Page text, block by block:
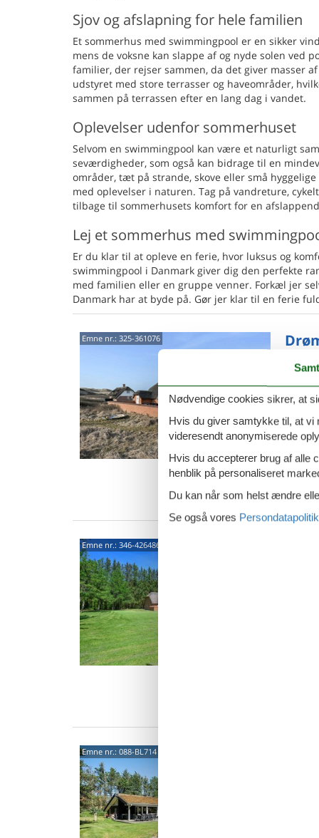
Sjov og afslapning for hele familien
Et sommerhus med swimmingpool er en sikker
mens de voksne kan slappe af og nyde solen ved
familier, der rejser sammen, da det giver masser
udstyret med store terrasser og haveområder,
sammen på terrassen efter en lang dag i vandet.
Oplevelser udenfor sommerhuset
Selvom en swimmingpool kan være et naturligt
seværdigheder, som også kan bidrage til en
områder, tæt på strande, skove eller små
med oplevelser i naturen. Tag på vandreture,
tilbage til sommerhusets komfort for en
Lej et sommerhus med
Er du klar til at opleve en ferie, hvor luksus og
swimmingpool i Danmark giver dig den perfekte
med familien eller en gruppe venner. Forkæl jer
Danmark har at byde på. Gør jer klar til en ferie
Emne nr.: 325-361076
5,0
til
4
Emne nr.: 346-426486
Emne nr.: 088-BL714
Nødvendige cookies sikrer, at
Hvis du giver samtykke til, at vi
videresendt anonymiserede
Hvis du accepterer brug af alle
henblik på personaliseret
Du kan når som helst ændre
Se også vores Persondatapolitik